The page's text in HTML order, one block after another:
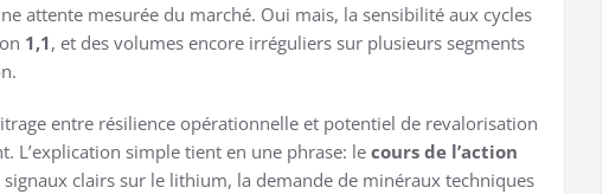
attente mesurée du marché. Oui mais, la sensibilité aux cycles
1,1, et des volumes encore irréguliers sur plusieurs segments
entre résilience opérationnelle et potentiel de revalorisation
L’explication simple tient en une phrase: le cours de l’action
clairs sur le lithium, la demande de minéraux techniques